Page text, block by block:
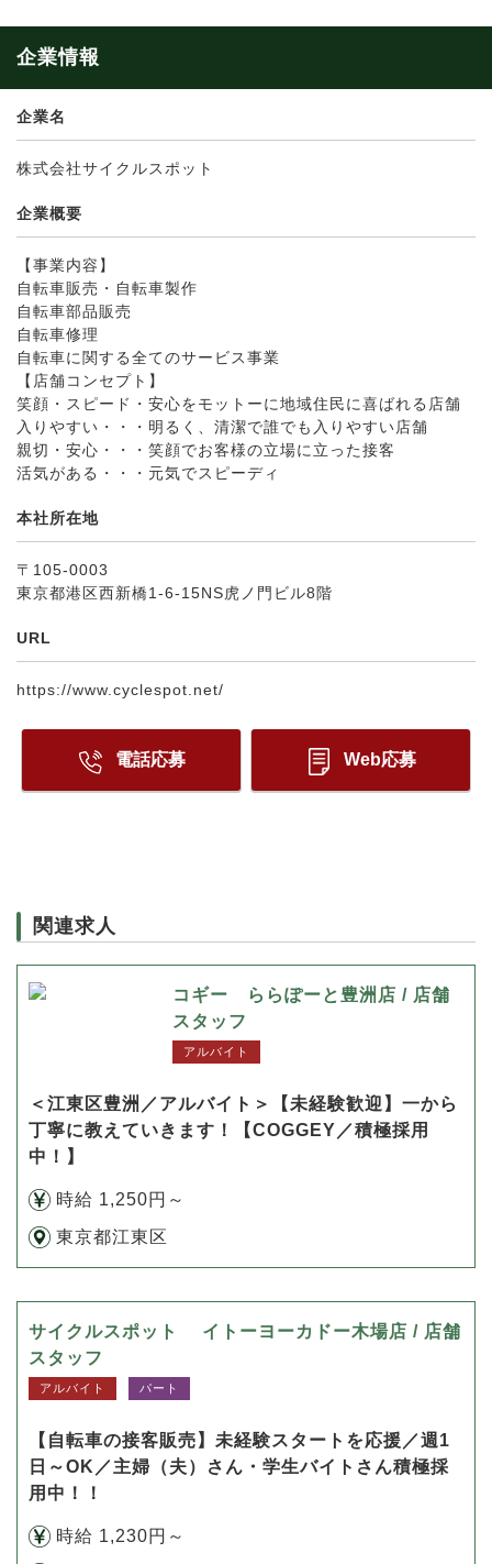
企業情報
企業名
株式会社サイクルスポット
企業概要
【事業内容】
自転車販売・自転車製作
自転車部品販売
自転車修理
自転車に関する全てのサービス事業
【店舗コンセプト】
笑顔・スピード・安心をモットーに地域住民に喜ばれる店舗
入りやすい・・・明るく、清潔で誰でも入りやすい店舗
親切・安心・・・笑顔でお客様の立場に立った接客
活気がある・・・元気でスピーディ
本社所在地
〒105-0003
東京都港区西新橋1-6-15NS虎ノ門ビル8階
URL
https://www.cyclespot.net/
電話応募 Web応募
関連求人
コギー ららぽーと豊洲店 / 店舗
スタッフ
アルバイト
＜江東区豊洲／アルバイト＞【未経験歓迎】一から
丁寧に教えていきます！【COGGEY／積極採用
中！】
時給 1,250円～
東京都江東区
サイクルスポット イトーヨーカドー木場店 / 店舗
スタッフ
アルバイト パート
【自転車の接客販売】未経験スタートを応援／週1
日～OK／主婦（夫）さん・学生バイトさん積極採
用中！！
時給 1,230円～